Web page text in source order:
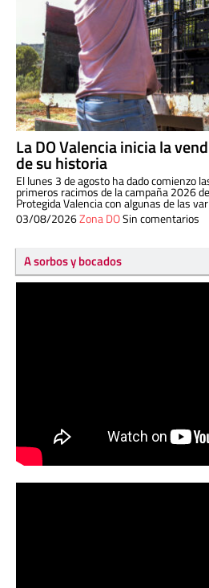
La DO Valencia inicia la
de su historia
El lunes 3 de agosto ha dado comienzo
primeros racimos de la campaña 2026
Protegida Valencia con algunas de las
03/08/2026Zona DOSin comentarios
A sorbos y bocados